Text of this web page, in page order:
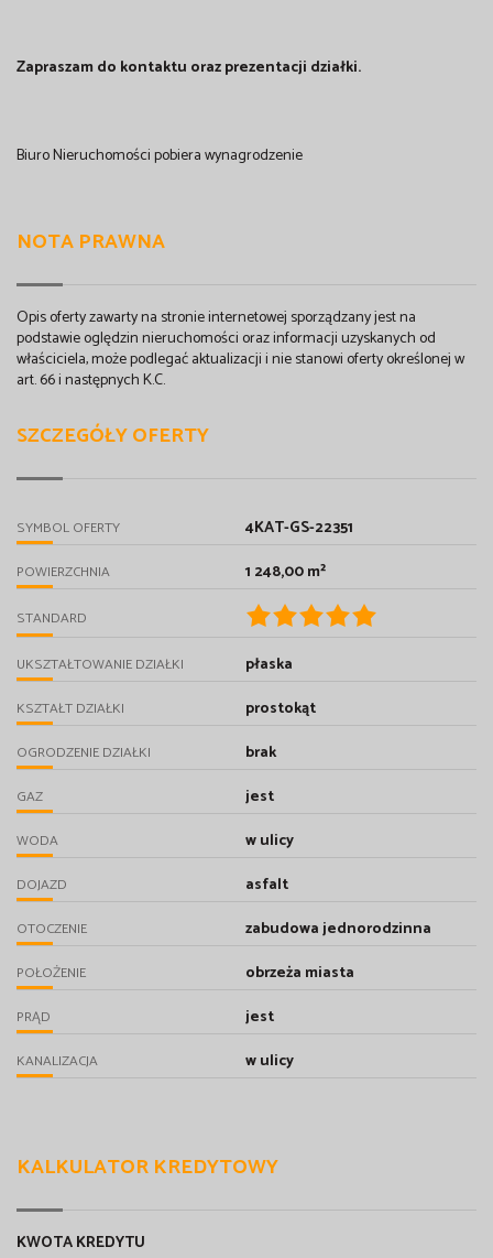
Zapraszam do kontaktu oraz prezentacji działki.
Biuro Nieruchomości pobiera wynagrodzenie
NOTA PRAWNA
Opis oferty zawarty na stronie internetowej sporządzany jest na
podstawie oględzin nieruchomości oraz informacji uzyskanych od
właściciela, może podlegać aktualizacji i nie stanowi oferty określonej w
art. 66 i następnych K.C.
SZCZEGÓŁY OFERTY
SYMBOL OFERTY 4KAT-GS-22351
POWIERZCHNIA 1 248,00 m²
STANDARD
UKSZTAŁTOWANIE DZIAŁKI płaska
KSZTAŁT DZIAŁKI prostokąt
OGRODZENIE DZIAŁKI brak
GAZ jest
WODA w ulicy
DOJAZD asfalt
OTOCZENIE zabudowa jednorodzinna
POŁOŻENIE obrzeża miasta
PRĄD jest
KANALIZACJA w ulicy
KALKULATOR KREDYTOWY
KWOTA KREDYTU